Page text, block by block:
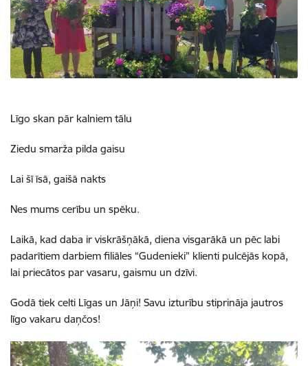
Līgo skan pār kalniem tālu
Ziedu smarža pilda gaisu
Lai šī īsā, gaišā nakts
Nes mums cerību un spēku.
Laikā, kad daba ir viskrāšņākā, diena visgarākā un pēc labi
padarītiem darbiem filiāles “Gudenieki” klienti pulcējās kopā,
lai priecātos par vasaru, gaismu un dzīvi.
Godā tiek celti Līgas un Jāņi! Savu izturību stiprināja jautros
līgo vakaru daņčos!